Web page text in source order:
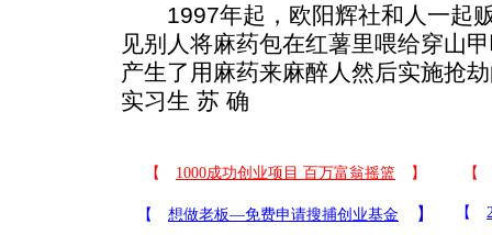
1997年起，欧阳辉社和人一起贩
见别人将麻药包在红薯里喂给穿山
产生了用麻药来麻醉人然后实施抢
实习生 苏 确